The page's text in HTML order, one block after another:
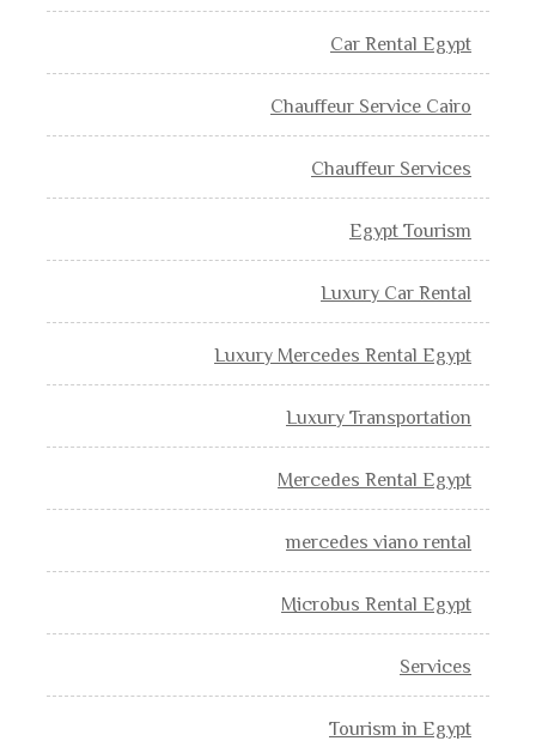
Car Rental Egypt
Chauffeur Service Cairo
Chauffeur Services
Egypt Tourism
Luxury Car Rental
Luxury Mercedes Rental Egypt
Luxury Transportation
Mercedes Rental Egypt
mercedes viano rental
Microbus Rental Egypt
Services
Tourism in Egypt